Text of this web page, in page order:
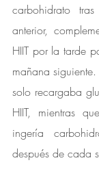
carbohidrato
anterior,
HIIT por la tarde
mañana siguiente.
solo recargaba
HIIT, mientras
ingería
después de cada